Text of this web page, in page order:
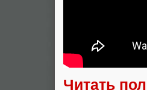
Читать